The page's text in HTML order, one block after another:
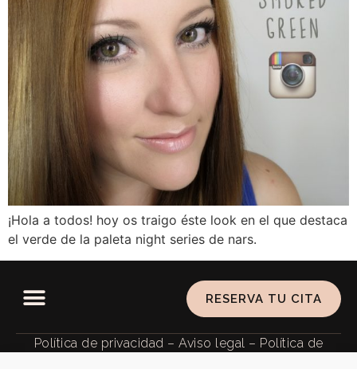
¡Hola a todos! hoy os traigo éste look en el que destaca
el verde de la paleta night series de nars.
RESERVA TU CITA
Política de privacidad – Aviso legal – Política de